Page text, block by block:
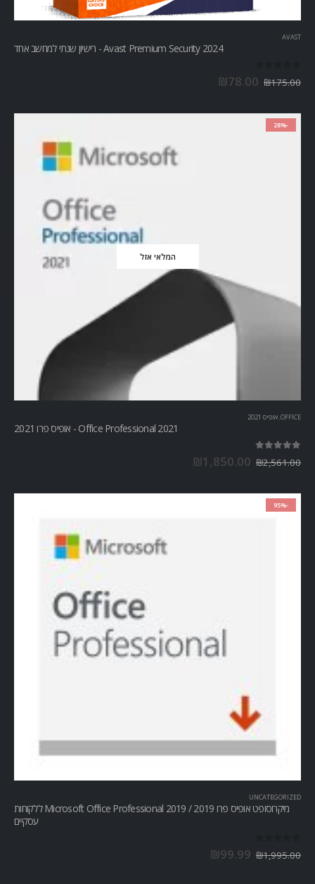
AVAST
Avast Premium Security 2024 - רישיון שנתי למחשב אחד
₪175.00
₪78.00
-28%
המלאי אזל
OFFICE
, אופיס 2021
Office Professional 2021 - אופיס פרו 2021
₪2,561.00
₪1,850.00
-95%
UNCATEGORIZED
מיקרוסופט אופיס פרו Microsoft Office Professional 2019 / 2019 ללקוחות
עסקיים
₪1,995.00
₪99.99